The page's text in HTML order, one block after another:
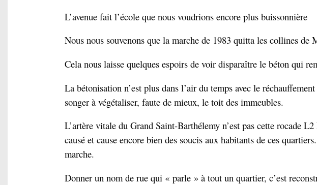
L’avenue fait l’école que nous voudrions encore plus buissonnière
Nous nous souvenons que la marche de 1983 quitta les collines de
Cela nous laisse quelques espoirs de voir disparaître le béton qui
La bétonisation n’est plus dans l’air du temps avec le
songer à végétaliser, faute de mieux, le toit des immeubles.
L’artère vitale du Grand Saint-Barthélemy n’est pas cette rocade
causé et cause encore bien des soucis aux habitants de ces
marche.
Donner un nom de rue qui « parle » à tout un quartier, c’est